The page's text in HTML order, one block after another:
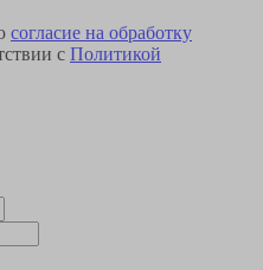
согласие на обработку
с Политикой